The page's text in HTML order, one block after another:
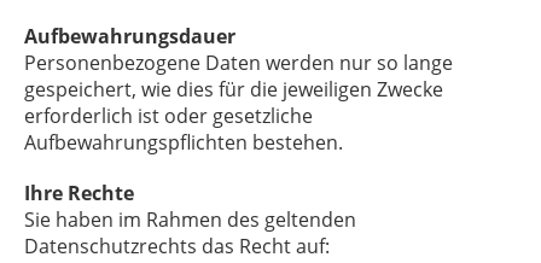
Aufbewahrungsdauer
Personenbezogene Daten werden nur so lange
gespeichert, wie dies für die jeweiligen Zwecke
erforderlich ist oder gesetzliche
Aufbewahrungspflichten bestehen.
Ihre Rechte
Sie haben im Rahmen des geltenden
Datenschutzrechts das Recht auf: